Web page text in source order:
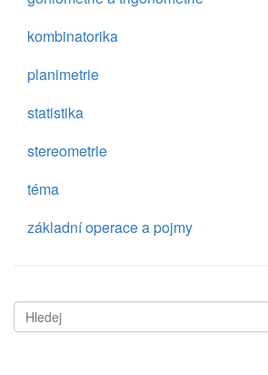
kombinatorika
planimetrie
statistika
stereometrie
téma
základní operace a pojmy